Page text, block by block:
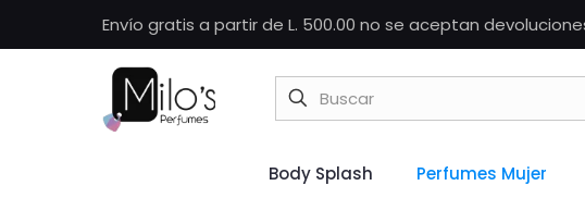
Envío gratis a partir de L. 500.00 no se aceptan
Body Splash Perfumes Mujer